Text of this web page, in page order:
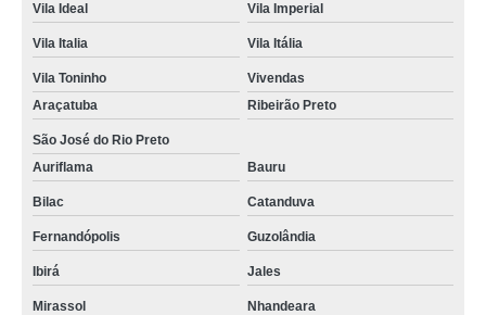
Vila Ideal Vila Imperial
Vila Italia Vila Itália
Vila Toninho
Vivendas
Araçatuba
Ribeirão Preto
São José do Rio Preto
Auriflama
Bauru
Bilac Catanduva
Fernandópolis Guzolândia
Ibirá Jales
Mirassol Nhandeara